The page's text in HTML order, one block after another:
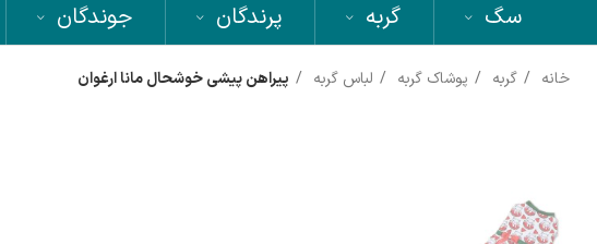
سگ گربه پرندگان جوندگان
خانه گربه پوشاک گربه لباس گربه پیراهن پیشی خوشحال مانا ارغوان